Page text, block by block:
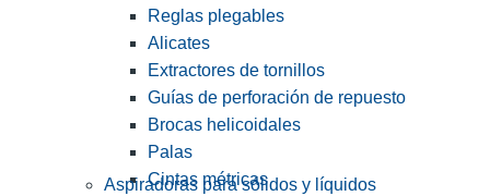
Reglas plegables
Alicates
Extractores de tornillos
Guías de perforación de repuesto
Brocas helicoidales
Palas
Cintas métricas
Aspiradoras para sólidos y líquidos